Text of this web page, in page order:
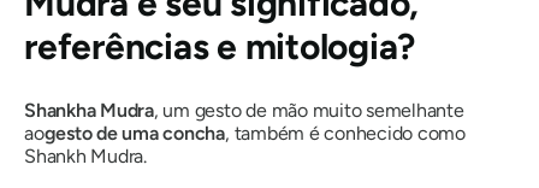
referências e mitologia?
Shankha Mudra, um gesto de mão muito semelhante
aogesto de uma concha, também é conhecido como
Shankh Mudra.